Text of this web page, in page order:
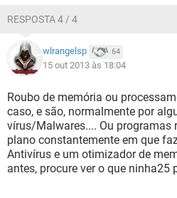
RESPOSTA 4 / 4
wlrangelsp 64
15 out 2013 às 18:04
Roubo de memória ou
caso, e são, normalmente por
vírus/Malwares.... Ou programas
plano constantemente em que
Antivírus e um otimizador de
antes, procure ver o que ninha25